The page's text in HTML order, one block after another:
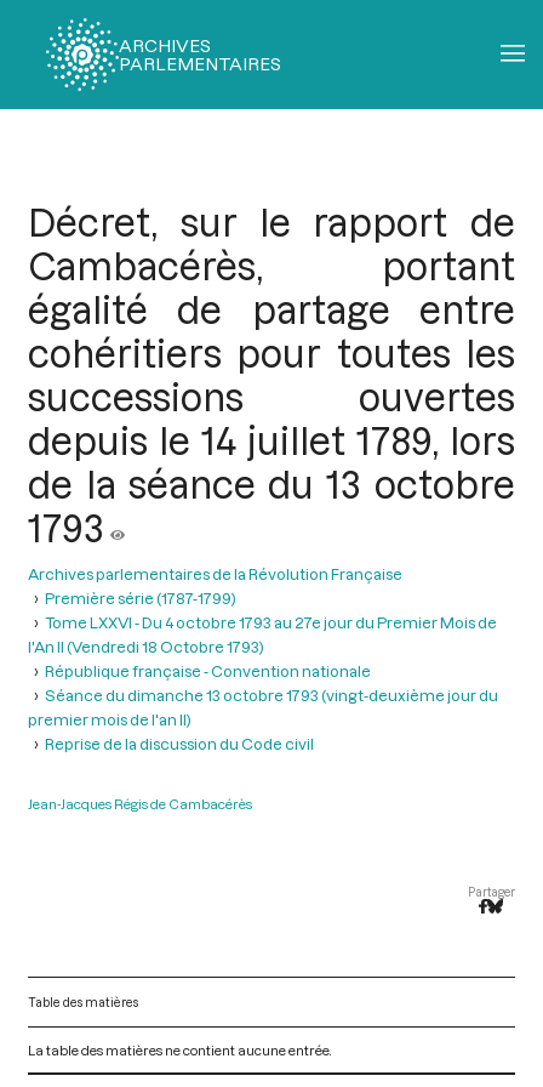
ARCHIVES
PARLEMENTAIRES
Décret, sur le rapport de
Cambacérès, portant
égalité de partage entre
cohéritiers pour toutes les
successions ouvertes
depuis le 14 juillet 1789, lors
de la séance du 13 octobre
1793
Archives parlementaires de la Révolution Française
Première série (1787-1799)
Tome LXXVI - Du 4 octobre 1793 au 27e jour du Premier Mois de
l'An II (Vendredi 18 Octobre 1793)
République française - Convention nationale
Séance du dimanche 13 octobre 1793 (vingt-deuxième jour du
premier mois de l'an II)
Reprise de la discussion du Code civil
Jean-Jacques Régis de Cambacérès
Partager
Table des matières
La table des matières ne contient aucune entrée.